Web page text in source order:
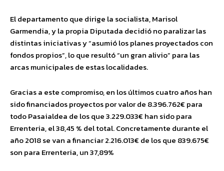
El departamento que dirige la socialista, Marisol
Garmendia, y la propia Diputada decidió no paralizar las
distintas iniciativas y “asumió los planes proyectadoscon
fondos propios”, lo que resultó “un gran alivio” para las
arcas municipales de estas localidades.
Gracias a este compromiso, en los últimos cuatro años han
sido financiados proyectos porvalor de 8.396.762€ para
todo Pasaialdea de los que 3.229.033€ han sido para
Errenteria, el 38,45 % del total.Concretamente durante el
año 2018 se van a financiar 2.216.013€ de los que 839.675€
son para Errenteria, un 37,89%